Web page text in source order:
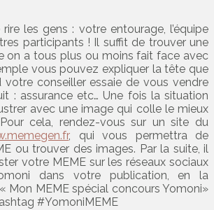
rire les gens : votre entourage, l’équipe
participants ! Il suffit de trouver une
on a tous plus ou moins fait face avec
vous pouvez expliquer la tête que
conseiller essaie de vous vendre
: assurance etc… Une fois la situation
avec une image qui colle le mieux
cela, rendez-vous sur un site du
, qui vous permettra de
ou trouver des images. Par la suite, il
votre MEME sur les réseaux sociaux
dans votre publication, en la
Mon MEME spécial concours Yomoni»
#YomoniMEME